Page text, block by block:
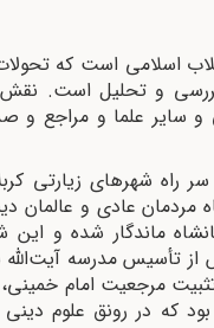
اسلامی است که
بررسی و تحلیل است.
علما و مراجع و
راه شهرهای زیارتی
عادی و عالمان
ماندگار شده و این
از تأسیس مدرسه
مرجعیت امام
بود که در رونق علوم